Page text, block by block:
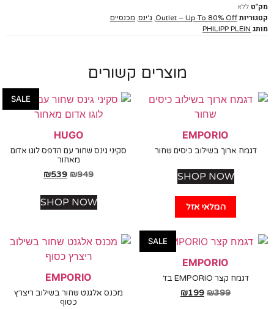
ללא
Outlet – Up To 80% Off
,ג'ינס,מכנסיים
PHILIPP PLEIN
מוצרים קשורים
המלאי אזל
EMPORIO
ארוך בשילוב כיסים שחור
SHOP NOW
SALE
HUGO
סקיני גינס שחור עם הדפס לוגו אדום
מאחור
₪
₪539
SHOP NOW
SALE
EMPORIO
דגמח קצר EMPORIO בז׳
₪
₪199
EMPORIO
מכנס אלגנט שחור בשילוב ריצרץ